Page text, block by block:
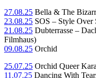
27.08.25 Bella & The
23.08.25 SOS – Style Over
21.08.25 Dubterrasse –
Filmhaus)
09.08.25 Orchid
25.07.25 Orchid Queer
11.07.25 Dancing With